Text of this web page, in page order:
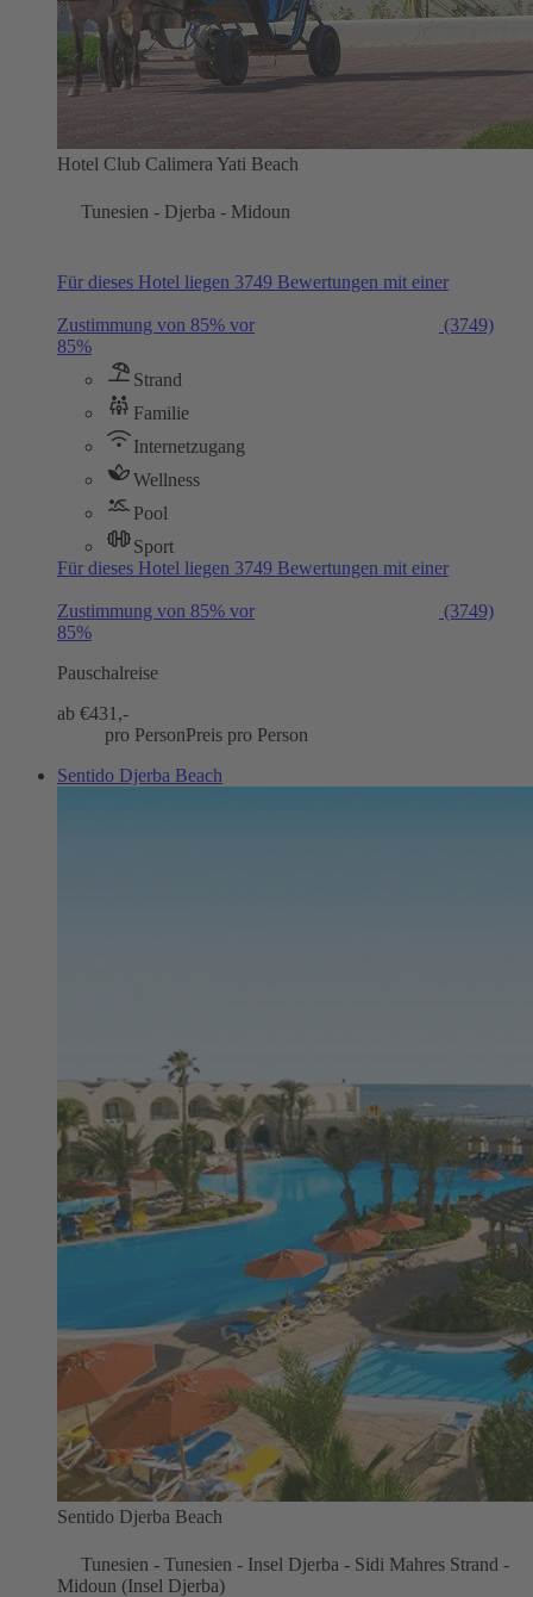
Hotel Club Calimera Yati Beach
Tunesien - Djerba - Midoun
Für dieses Hotel liegen 3749 Bewertungen mit einer
Zustimmung von 85% vor
(3749)
85%
Strand
Familie
Internetzugang
Wellness
Pool
Sport
Für dieses Hotel liegen 3749 Bewertungen mit einer
Zustimmung von 85% vor
(3749)
85%
Pauschalreise
ab €431,-
pro PersonPreis pro Person
Sentido Djerba Beach
Sentido Djerba Beach
Tunesien - Tunesien - Insel Djerba - Sidi Mahres Strand -
Midoun (Insel Djerba)